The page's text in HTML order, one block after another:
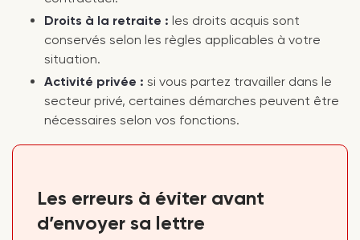
Droits à la retraite : les droits acquis sont
conservés selon les règles applicables à votre
situation.
Activité privée : si vous partez travailler dans le
secteur privé, certaines démarches peuvent être
nécessaires selon vos fonctions.
Les erreurs à éviter avant
d’envoyer sa lettre